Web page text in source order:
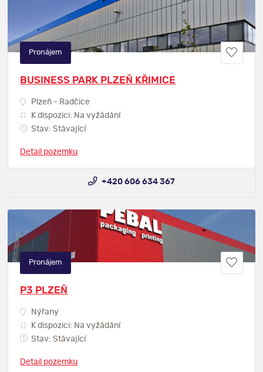
BUSINESS PARK PLZEŇ KŘIMICE
Plzeň - Radčice
K dispozici: Na vyžádání
Stav: Stávající
Detail pozemku
Pronájem
+420 606 634 367
P3 PLZEŇ
Nýřany
K dispozici: Na vyžádání
Stav: Stávající
Detail pozemku
Pronájem